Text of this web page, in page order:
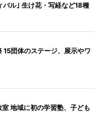
ル｣ 生け花・写経など18種
15団体のステージ、展示やワ
地域に初の学習塾、子ども